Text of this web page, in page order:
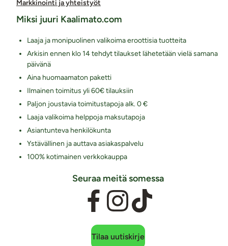
Markkinointi ja yhteistyöt
Miksi juuri Kaalimato.com
Laaja ja monipuolinen valikoima eroottisia tuotteita
Arkisin ennen klo 14 tehdyt tilaukset lähetetään vielä samana
päivänä
Aina huomaamaton paketti
Ilmainen toimitus yli 60€ tilauksiin
Paljon joustavia toimitustapoja alk. 0 €
Laaja valikoima helppoja maksutapoja
Asiantunteva henkilökunta
Ystävällinen ja auttava asiakaspalvelu
100% kotimainen verkkokauppa
Seuraa meitä somessa
Tilaa uutiskirje